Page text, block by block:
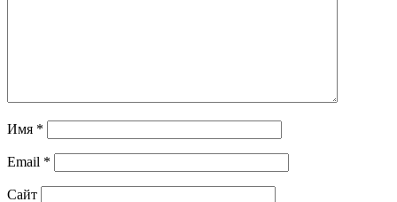
Имя *
Email *
Сайт